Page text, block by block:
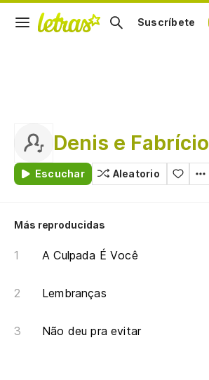
Suscríbete
Denis e Fabrício
Escuchar Aleatorio
Más reproducidas
A Culpada É Você
Lembranças
Não deu pra evitar